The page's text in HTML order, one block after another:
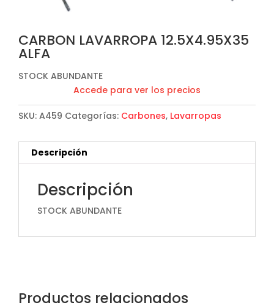
CARBON LAVARROPA 12.5X4.95X35
ALFA
STOCK ABUNDANTE
Accede para ver los precios
SKU: A459 Categorías: Carbones, Lavarropas
Descripción
Descripción
STOCK ABUNDANTE
Productos relacionados